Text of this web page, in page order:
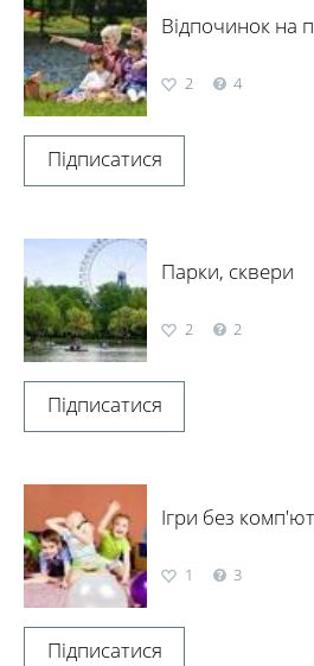
Відпочинок на
2 4
Підписатися
Парки, сквери
2 2
Підписатися
Ігри без
1 3
Підписатися